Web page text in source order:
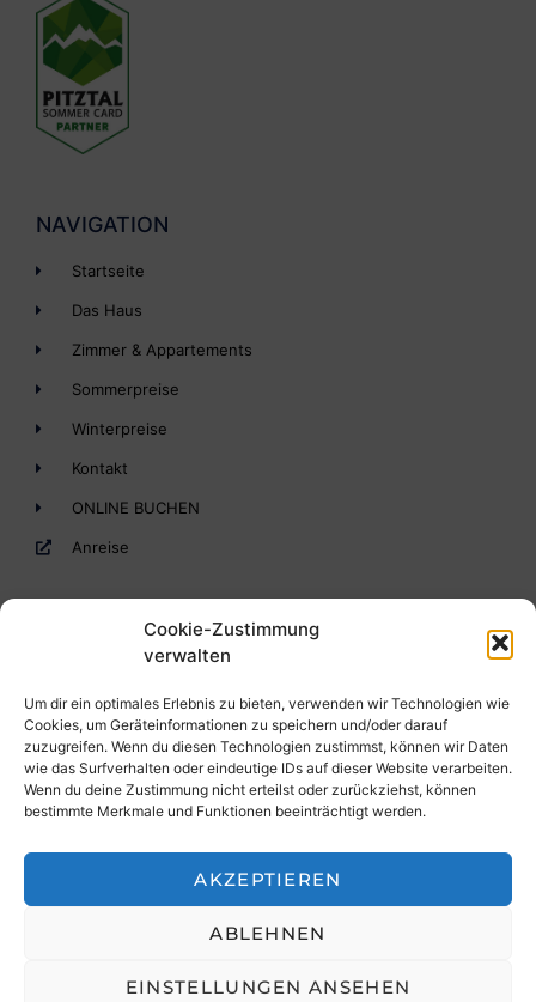
Cookie-Zustimmung
verwalten
Um dir ein optimales Erlebnis zu bieten, verwenden wir Technologien wie
Cookies, um Geräteinformationen zu speichern und/oder darauf
zuzugreifen. Wenn du diesen Technologien zustimmst, können wir Daten
wie das Surfverhalten oder eindeutige IDs auf dieser Website verarbeiten.
Wenn du deine Zustimmung nicht erteilst oder zurückziehst, können
bestimmte Merkmale und Funktionen beeinträchtigt werden.
AKZEPTIEREN
ABLEHNEN
EINSTELLUNGEN ANSEHEN
Ihr gemütliches Drei-Sterne-Hotel in St. Leonhard im
Pitztal mit ausgezeichnetem Preis-/Leistungsverhältnis.
Wir freuen uns auf Sie. Bis bald im Hotel im Pitztal!
NAVIGATION
Startseite
Das Haus
Zimmer & Appartements
Sommerpreise
Winterpreise
Kontakt
ONLINE BUCHEN
Anreise
Copyright 2026 Hotel Haid*** Familie Gaugg